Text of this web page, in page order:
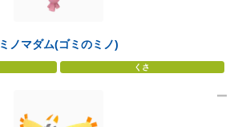
ミノマダム(ゴミのミノ)
くさ